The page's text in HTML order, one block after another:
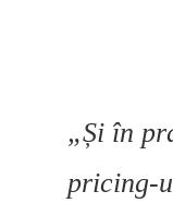
„Și în
pricing-